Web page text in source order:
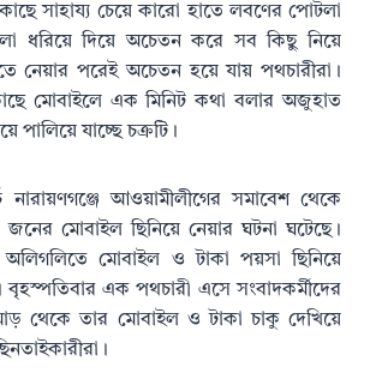
সাহায্য চেয়ে কারো হাতে লবণের পোটলা
ধরিয়ে দিয়ে অচেতন করে সব কিছু নিয়ে
নেয়ার পরেই অচেতন হয়ে যায় পথচারীরা।
মোবাইলে এক মিনিট কথা বলার অজুহাত
পালিয়ে যাচ্ছে চক্রটি।
আওয়ামীলীগের সমাবেশ থেকে
মোবাইল ছিনিয়ে নেয়ার ঘটনা ঘটেছে।
অলিগলিতে মোবাইল ও টাকা পয়সা ছিনিয়ে
বৃহস্পতিবার এক পথচারী এসে সংবাদকর্মীদের
থেকে তার মোবাইল ও টাকা চাকু দেখিয়ে